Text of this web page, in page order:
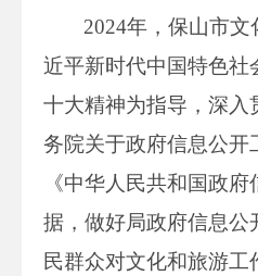
2024年，保山市
近平新时代中国特色社
十大精神为指导，深入
务院关于政府信息公开
《中华人民共和国政
据，做好局政府信息公
民群众对文化和旅游